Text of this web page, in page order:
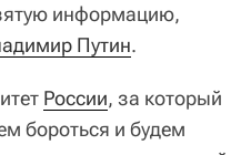
информацию,
Путин.
России, за который
бороться и будем